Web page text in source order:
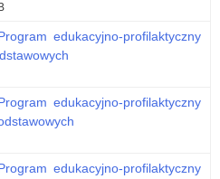
edukacyjno-profilaktyczny
edukacyjno-profilaktyczny
edukacyjno-profilaktyczny